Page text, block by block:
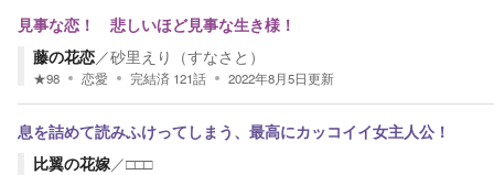
見事な恋！ 悲しいほど見事な生き様！
藤の花恋／砂里えり（すなさと）
★98 恋愛 完結済 121話 2022年8月5日更新
息を詰めて読みふけってしまう、最高にカッコイイ女主人公！
比翼の花嫁／□□□